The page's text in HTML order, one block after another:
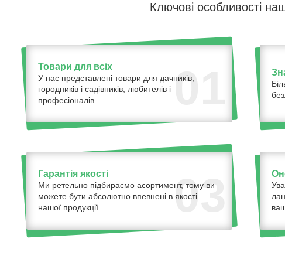
Ключові особливості
01
Товари для всіх
У нас представлені товари для дачників,
городників і садівників, любителів і
професіоналів.
03
Гарантія якості
Ми ретельно підбираємо асортимент, тому ви
можете бути абсолютно впевнені в якості
нашої продукції.